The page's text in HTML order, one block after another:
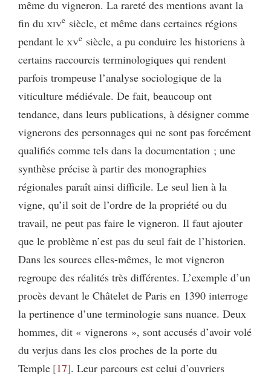
même du vigneron. La rareté des mentions avant la
fin du xive siècle, et même dans certaines régions
pendant le xve siècle, a pu conduire les historiens à
certains raccourcis terminologiques qui rendent
parfois trompeuse l’analyse sociologique de la
viticulture médiévale. De fait, beaucoup ont
tendance, dans leurs publications, à désigner comme
vignerons des personnages qui ne sont pas forcément
qualifiés comme tels dans la documentation ; une
synthèse précise à partir des monographies
régionales paraît ainsi difficile. Le seul lien à la
vigne, qu’il soit de l’ordre de la propriété ou du
travail, ne peut pas faire le vigneron. Il faut ajouter
que le problème n’est pas du seul fait de l’historien.
Dans les sources elles-mêmes, le mot vigneron
regroupe des réalités très différentes. L’exemple d’un
procès devant le Châtelet de Paris en 1390 interroge
la pertinence d’une terminologie sans nuance. Deux
hommes, dit « vignerons », sont accusés d’avoir volé
du verjus dans les clos proches de la porte du
Temple 17 . Leur parcours est celui d’ouvriers